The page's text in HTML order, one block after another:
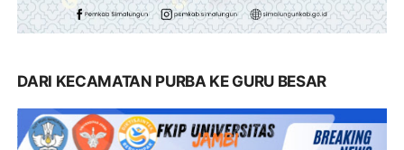
DARI KECAMATAN PURBA KE GURU BESAR